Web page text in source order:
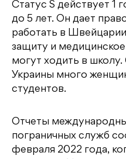
Статус S действует 1
до 5 лет. Он дает
работать в
защиту и
могут ходить в
Украины много
студентов.
Отчеты
пограничных служб
февраля 2022 года,